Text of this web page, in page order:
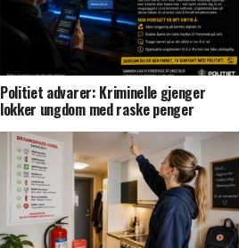
Politiet advarer: Kriminelle gjenger
lokker ungdom med raske penger